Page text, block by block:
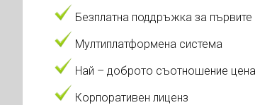
Безплатна поддръжка за
Мултиплатформена система
Най – доброто съотношение
Корпоративен лиценз